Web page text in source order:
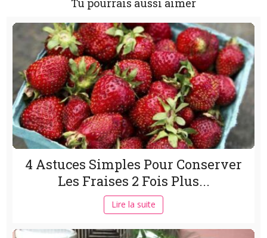
Tu pourrais aussi aimer
4 Astuces Simples Pour Conserver
Les Fraises 2 Fois Plus...
Lire la suite